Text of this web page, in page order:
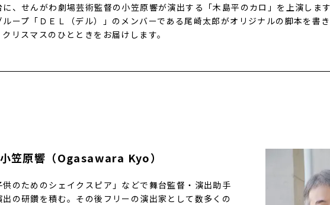
、せんがわ劇場芸術監督の小笠原響が演出する「木島平のカロ」を上演します
ープ「ＤＥＬ（デル）」のメンバーである尾崎太郎がオリジナルの脚本を書
リスマスのひとときをお届けします。
原響（Ogasawara Kyo）
のためのシェイクスピア」などで舞台監督・演出助手
の研鑽を積む。その後フリーの演出家として数多くの